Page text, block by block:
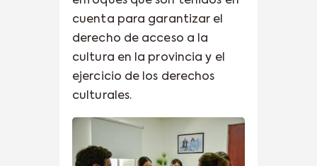
cuenta para garantizar el
derecho de acceso a la
cultura en la provincia y el
ejercicio de los derechos
culturales.